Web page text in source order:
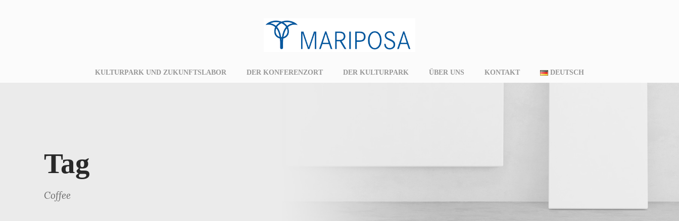
KULTURPARK UND ZUKUNFTSLABOR DER KONFERENZORT DER KULTURPARK ÜBER UNS KONTAKT DEUTSCH
Tag
Coffee